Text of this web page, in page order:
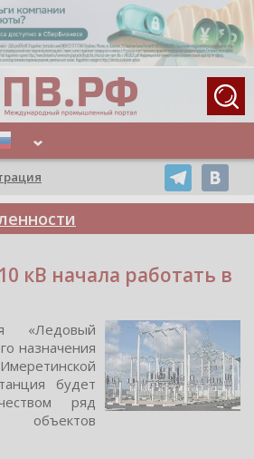
кВ начала работать в
«Ледoвый
назначения
будет
ряд